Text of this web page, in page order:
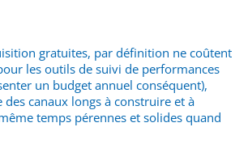
gratuites, par définition ne coûtent
les outils de suivi de performances
un budget annuel conséquent),
des canaux longs à construire et à
temps pérennes et solides quand